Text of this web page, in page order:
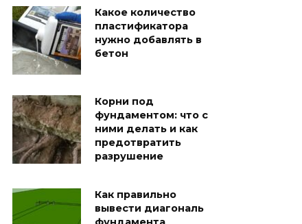
Какое количество
пластификатора
нужно добавлять в
бетон
Корни под
фундаментом: что с
ними делать и как
предотвратить
разрушение
Как правильно
вывести диагональ